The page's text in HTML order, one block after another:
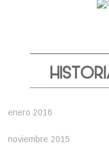
enero 2016
noviembre 2015